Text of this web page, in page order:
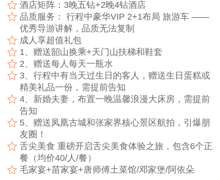
酒店矩阵：3晚五钻+2晚4钻酒店
品质服务： 行程中豪华VIP 2+1布局 旅游车 ——
优秀导游讲解，品质无法复制
成人享超值礼包
1、赠送韶山换乘+天门山扶梯和鞋套
2、赠送每人每天一瓶水
3、行程中有当天过生日的客人，赠送生日蛋糕或
精美礼品一份，需提前告知
4、新婚夫妻，布置一晚温馨浪漫大床房，需提前
告知
5、赠送凤凰古城和张家界核心景区航拍，引爆朋
友圈！
舌尖美食 重磅开启舌尖美食体验之旅，包含6个正
餐（均价40/人/餐）
毛家宴+苗家宴+唐师傅土菜馆/邓家堡/阿依朵